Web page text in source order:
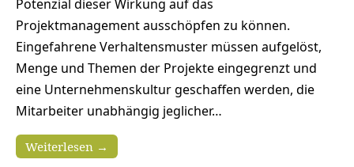
Potenzial dieser Wirkung auf das
Projektmanagement ausschöpfen zu können.
Eingefahrene Verhaltensmuster müssen aufgelöst,
Menge und Themen der Projekte eingegrenzt und
eine Unternehmenskultur geschaffen werden, die
Mitarbeiter unabhängig jeglicher…
Weiterlesen →